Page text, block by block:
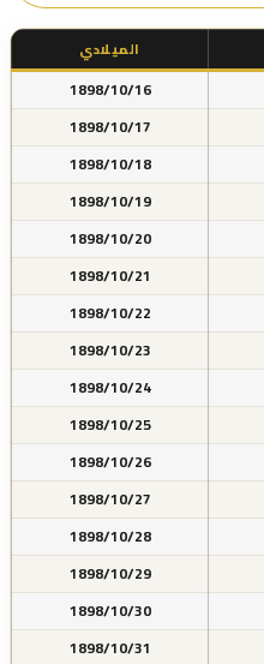
الميلادي
1898/10/16
1898/10/17
1898/10/18
1898/10/19
1898/10/20
1898/10/21
1898/10/22
1898/10/23
1898/10/24
1898/10/25
1898/10/26
1898/10/27
1898/10/28
1898/10/29
1898/10/30
1898/10/31